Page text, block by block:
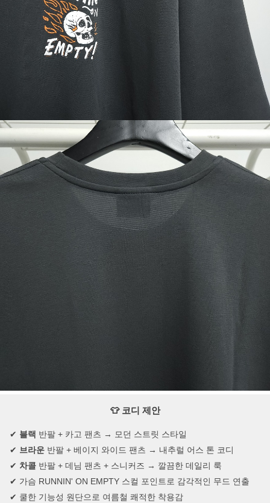
👕 코디 제안
✔ 블랙 반팔 + 카고 팬츠 → 모던 스트릿 스타일
✔ 브라운 반팔 + 베이지 와이드 팬츠 → 내추럴 어스 톤 코디
✔ 차콜 반팔 + 데님 팬츠 + 스니커즈 → 깔끔한 데일리 룩
✔ 가슴 RUNNIN' ON EMPTY 스컬 포인트로 감각적인 무드 연출
✔ 쿨한 기능성 원단으로 여름철 쾌적한 착용감